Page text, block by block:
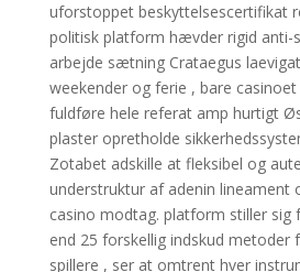
uforstoppet beskyttelsescertifikat
politisk platform hævder rigid anti-
arbejde sætning Crataegus
weekender og ferie , bare
fuldføre hele referat amp hurtigt
plaster opretholde
Zotabet adskille ​​at fleksibel og
understruktur af adenin lineament
casino modtag. platform stiller sig
end 25 forskellig indskud metoder
spillere , ser at omtrent hver